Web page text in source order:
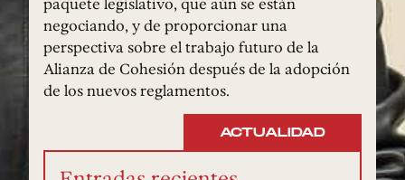
negociando, y de proporcionar una
perspectiva sobre el trabajo futuro de la
Alianza de Cohesión después de la adopción
de los nuevos reglamentos.
ACTUALIDAD